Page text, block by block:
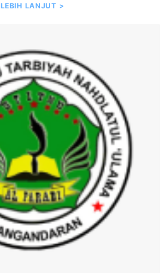
LEBIH LANJUT >